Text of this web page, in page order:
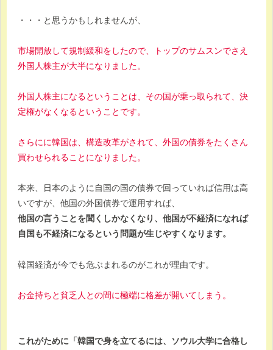
・・・と思うかもしれませんが、
市場開放して規制緩和をしたので、トップのサムスンでさえ
外国人株主が大半になりました。
外国人株主になるということは、その国が乗っ取られて、決
定権がなくなるということです。
さらにに韓国は、構造改革がされて、外国の債券をたくさん
買わせられることになりました。
本来、日本のように自国の国の債券で回っていれば信用は高
いですが、他国の外国債券で運用すれば、
他国の言うことを聞くしかなくなり、他国が不経済になれば
自国も不経済になるという問題が生じやすくなります。
韓国経済が今でも危ぶまれるのがこれが理由です。
お金持ちと貧乏人との間に極端に格差が開いてしまう。
これがために「韓国で身を立てるには、ソウル大学に合格し